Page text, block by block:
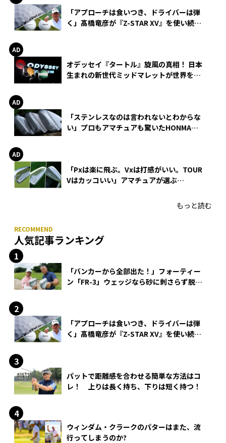
「アプローチは食いつき、ドライバーは弾
く」髙橋竜彦が『Z-STAR XV』を使い続け
オデッセイ『タートル』旋風の真相！ 日本
生まれの新世代ミッドマレットが世界を席
「ステンレスなのは言われないとわからな
い」プロもアマチュアも驚いたHONMA
「Pxは楽に飛ぶ。Vxは打感がいい。TOUR
Vはカッコいい」アマチュアが選ぶ
もっと読む
人気記事ランキング
「バンカーから全部出た！」フォーティー
ン「FR-3」ウェッジなら砂に刺さらず脱出
「アプローチは食いつき、ドライバーは弾
く」髙橋竜彦が『Z-STAR XV』を使い続け
パットで距離感を合わせる簡単な方法はコ
レ！ 上りは長く持ち、下りは短く持つ！
ウィンダム・クラークのパターはまた、流
行ってしまうのか?